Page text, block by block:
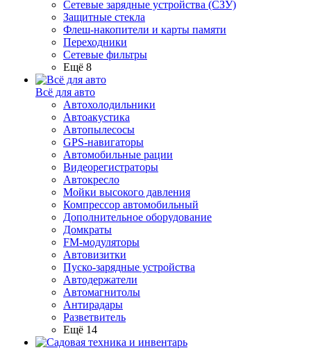
Сетевые зарядные устройства (СЗУ)
Защитные стекла
Флеш-накопители и карты памяти
Переходники
Сетевые фильтры
Ещё 8
Всё для авто
Автохолодильники
Автоакустика
Автопылесосы
GPS-навигаторы
Автомобильные рации
Видеорегистраторы
Автокресло
Мойки высокого давления
Компрессор автомобильный
Дополнительное оборудование
Домкраты
FM-модуляторы
Автовизитки
Пуско-зарядные устройства
Автодержатели
Автомагнитолы
Антирадары
Разветвитель
Ещё 14